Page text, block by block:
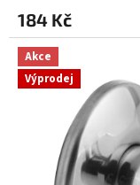
184 Kč
Akce
Výprodej